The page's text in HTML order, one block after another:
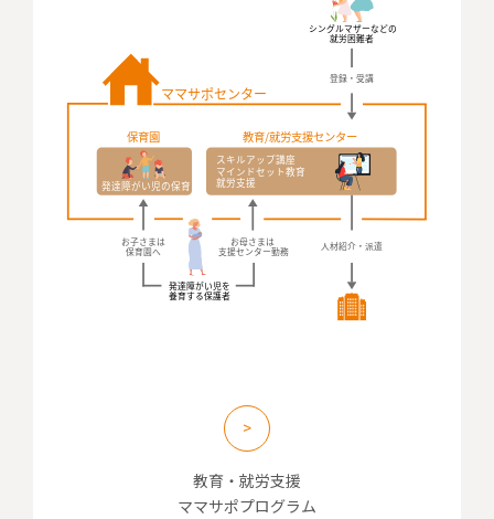
教育・就労支援
ママサポプログラム